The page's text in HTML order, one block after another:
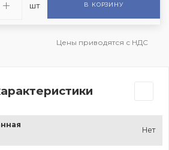
шт В КОРЗИНУ
Цены приводятся с НДС
Нет